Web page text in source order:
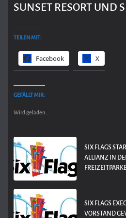
SUNSET RESORT UND
TEILEN MIT:
Facebook X
GEFÄLLT MIR:
Wird geladen …
SIX FLAGS
LLIANZ IN DER
SIX FLAGS
VORSTAND